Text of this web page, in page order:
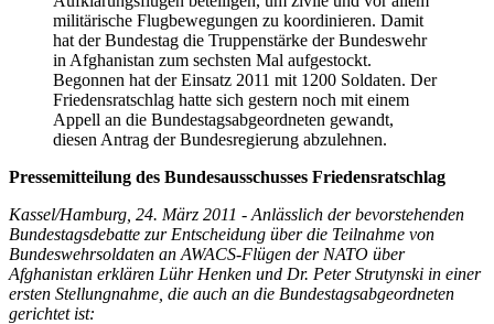
militärische Flugbewegungen zu koordinieren. Damit
hat der Bundestag die Truppenstärke der Bundeswehr
in Afghanistan zum sechsten Mal aufgestockt.
Begonnen hat der Einsatz 2011 mit 1200 Soldaten. Der
Friedensratschlag hatte sich gestern noch mit einem
Appell an die Bundestagsabgeordneten gewandt,
diesen Antrag der Bundesregierung abzulehnen.
Pressemitteilung des Bundesausschusses Friedensratschlag
Kassel/Hamburg, 24. März 2011 - Anlässlich der bevorstehenden
Bundestagsdebatte zur Entscheidung über die Teilnahme von
Bundeswehrsoldaten an AWACS-Flügen der NATO über
Afghanistan erklären Lühr Henken und Dr. Peter Strutynski in einer
ersten Stellungnahme, die auch an die Bundestagsabgeordneten
gerichtet ist: